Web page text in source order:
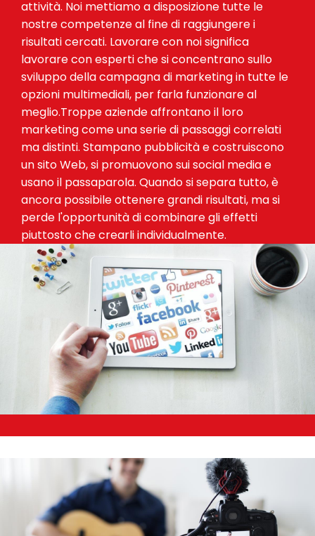
attività. Noi mettiamo a disposizione tutte le
nostre competenze al fine di raggiungere i
risultati cercati. Lavorare con noi significa
lavorare con esperti che si concentrano sullo
sviluppo della campagna di marketing in tutte le
opzioni multimediali, per farla funzionare al
meglio.Troppe aziende affrontano il loro
marketing come una serie di passaggi correlati
ma distinti. Stampano pubblicità e costruiscono
un sito Web, si promuovono sui social media e
usano il passaparola. Quando si separa tutto, è
ancora possibile ottenere grandi risultati, ma si
perde l'opportunità di combinare gli effetti
piuttosto che crearli individualmente.